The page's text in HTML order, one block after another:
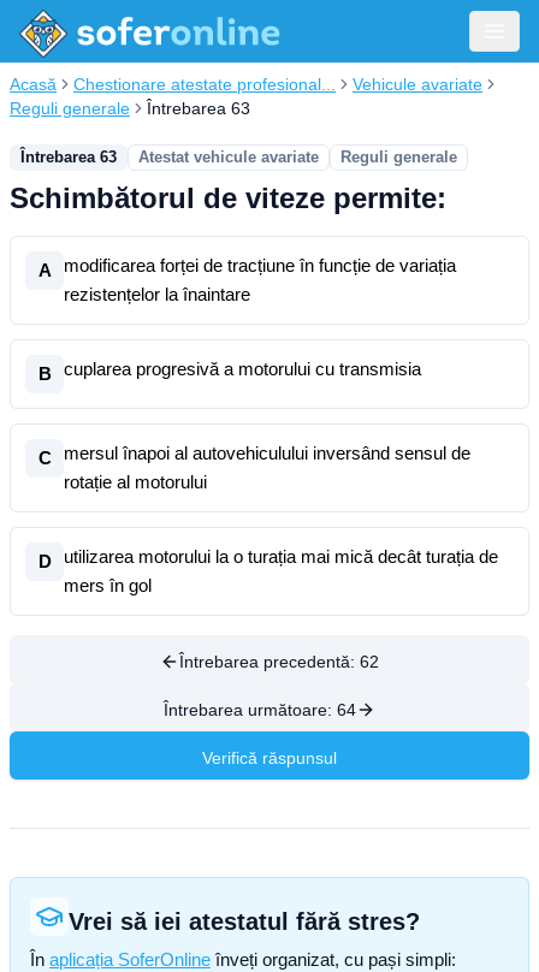
Acasă Chestionare atestate profesional...
Vehicule avariate
Reguli generale
Întrebarea 63
Întrebarea 63 Atestat vehicule avariate Reguli generale
Schimbătorul de viteze permite:
A
modificarea forței de tracțiune în funcție de variația
rezistențelor la înaintare
B cuplarea progresivă a motorului cu transmisia
C
mersul înapoi al autovehiculului inversând sensul de
rotație al motorului
D
utilizarea motorului la o turația mai mică decât turația de
mers în gol
Întrebarea precedentă: 62
Întrebarea următoare: 64
Verifică răspunsul
Vrei să iei atestatul fără stres?
În aplicația SoferOnline înveți organizat, cu pași simpli: